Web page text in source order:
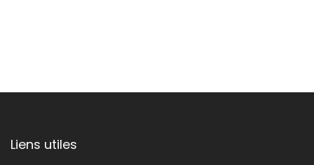
Liens utiles